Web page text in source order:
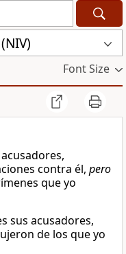
Font Size
contra él, pero
que yo
sus acusadores,
de los que yo